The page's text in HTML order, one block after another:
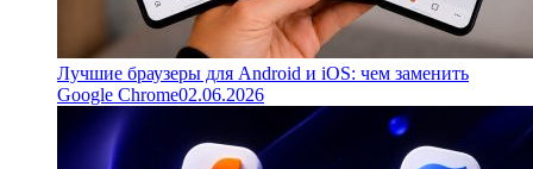
Лучшие браузеры для Android и iOS: чем заменить
Google Chrome02.06.2026